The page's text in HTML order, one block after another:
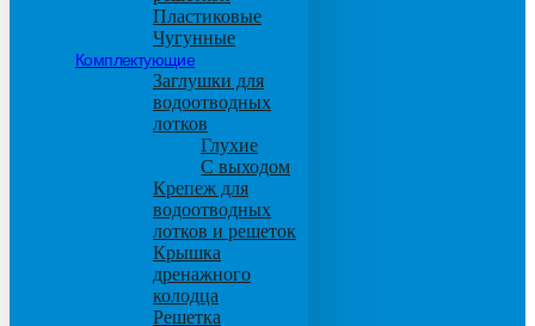
Пластиковые
Чугунные
Комплектующие
Заглушки для
водоотводных
лотков
Глухие
С выходом
Крепеж для
водоотводных
лотков и решеток
Крышка
дренажного
колодца
Решетка